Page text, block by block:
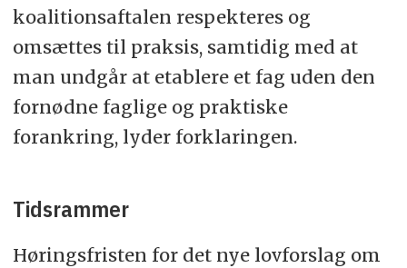
koalitionsaftalen respekteres og
omsættes til praksis, samtidig med at
man undgår at etablere et fag uden den
fornødne faglige og praktiske
forankring, lyder forklaringen.
Tidsrammer
Høringsfristen for det nye lovforslag om